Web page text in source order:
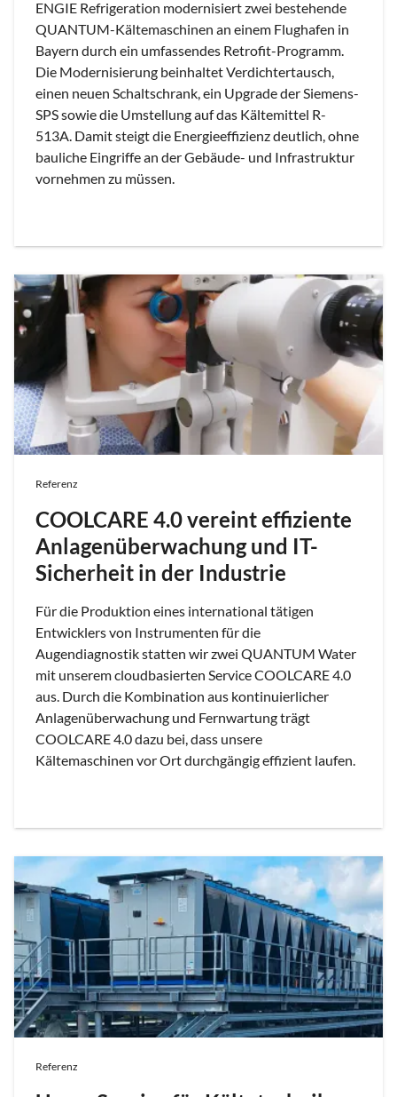
ENGIE Refrigeration modernisiert zwei bestehende
QUANTUM-Kältemaschinen an einem Flughafen in
Bayern durch ein umfassendes Retrofit-Programm.
Die Modernisierung beinhaltet Verdichtertausch,
einen neuen Schaltschrank, ein Upgrade der Siemens-
SPS sowie die Umstellung auf das Kältemittel R-
513A. Damit steigt die Energieeffizienz deutlich, ohne
bauliche Eingriffe an der Gebäude- und Infrastruktur
vornehmen zu müssen.
Referenz
COOLCARE 4.0 vereint effiziente
Anlagenüberwachung und IT-
Sicherheit in der Industrie
Für die Produktion eines international tätigen
Entwicklers von Instrumenten für die
Augendiagnostik statten wir zwei QUANTUM Water
mit unserem cloudbasierten Service COOLCARE 4.0
aus. Durch die Kombination aus kontinuierlicher
Anlagenüberwachung und Fernwartung trägt
COOLCARE 4.0 dazu bei, dass unsere
Kältemaschinen vor Ort durchgängig effizient laufen.
Referenz